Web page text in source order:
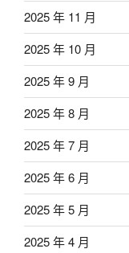
2025 年 11 月
2025 年 10 月
2025 年 9 月
2025 年 8 月
2025 年 7 月
2025 年 6 月
2025 年 5 月
2025 年 4 月